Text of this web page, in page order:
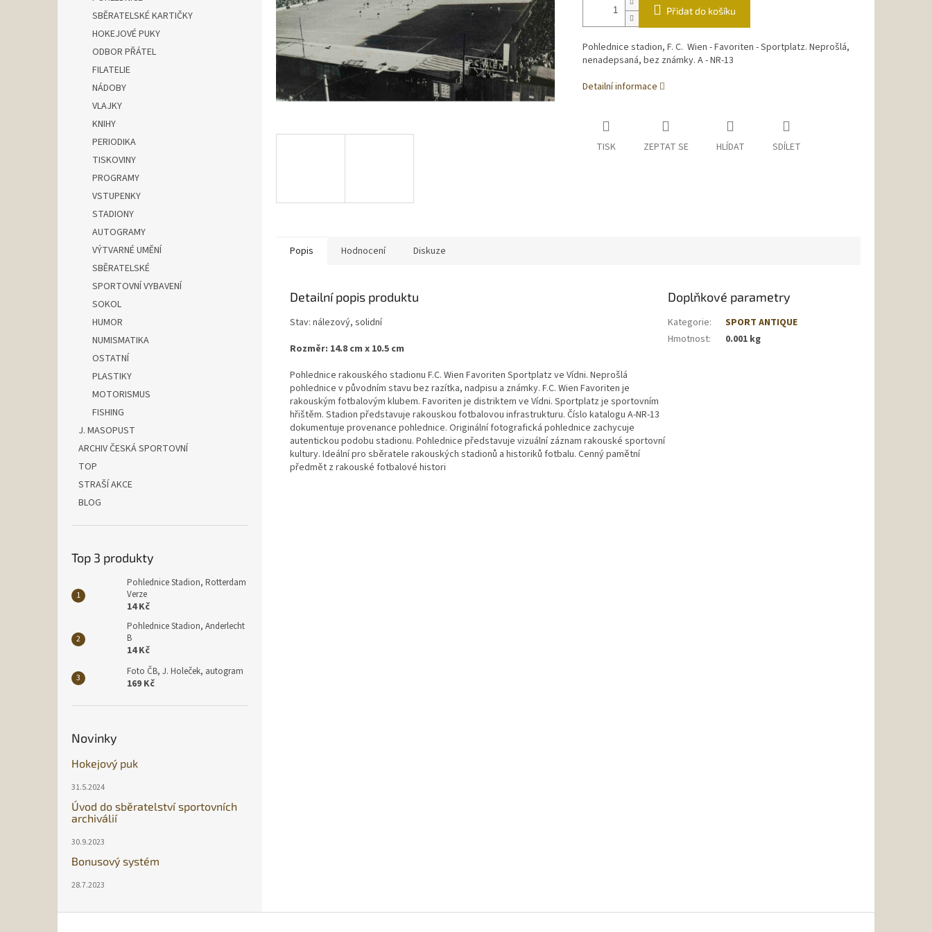
SBĚRATELSKÉ KARTIČKY
HOKEJOVÉ PUKY
ODBOR PŘÁTEL
FILATELIE
NÁDOBY
VLAJKY
KNIHY
PERIODIKA
TISKOVINY
PROGRAMY
VSTUPENKY
STADIONY
AUTOGRAMY
VÝTVARNÉ UMĚNÍ
SBĚRATELSKÉ
SPORTOVNÍ VYBAVENÍ
SOKOL
HUMOR
NUMISMATIKA
OSTATNÍ
PLASTIKY
MOTORISMUS
FISHING
J. MASOPUST
ARCHIV ČESKÁ SPORTOVNÍ
TOP
STRAŠÍ AKCE
BLOG
Top 3 produkty
Pohlednice Stadion, Rotterdam
Verze
14 Kč
Pohlednice Stadion, Anderlecht
B
14 Kč
Foto ČB, J. Holeček, autogram
169 Kč
Novinky
Hokejový puk
31.5.2024
Úvod do sběratelství sportovních
archiválií
30.9.2023
Bonusový systém
28.7.2023
Přidat do košíku
Pohlednice stadion, F. C. Wien - Favoriten - Sportplatz. Neprošlá,
nenadepsaná, bez známky. A - NR-13
Detailní informace
TISK ZEPTAT SE HLÍDAT SDÍLET
Popis Hodnocení Diskuze
Detailní popis produktu
Stav: nálezový, solidní
Rozměr: 14.8 cm x 10.5 cm
Pohlednice rakouského stadionu F.C. Wien Favoriten Sportplatz ve Vídni. Neprošlá
pohlednice v původním stavu bez razítka, nadpisu a známky. F.C. Wien Favoriten je
rakouským fotbalovým klubem. Favoriten je distriktem ve Vídni. Sportplatz je sportovním
hřištěm. Stadion představuje rakouskou fotbalovou infrastrukturu. Číslo katalogu A-NR-13
dokumentuje provenance pohlednice. Originální fotografická pohlednice zachycuje
autentickou podobu stadionu. Pohlednice představuje vizuální záznam rakouské sportovní
kultury. Ideální pro sběratele rakouských stadionů a historiků fotbalu. Cenný pamětní
předmět z rakouské fotbalové histori
Doplňkové parametry
Kategorie:
SPORT ANTIQUE
Hmotnost: 0.001 kg